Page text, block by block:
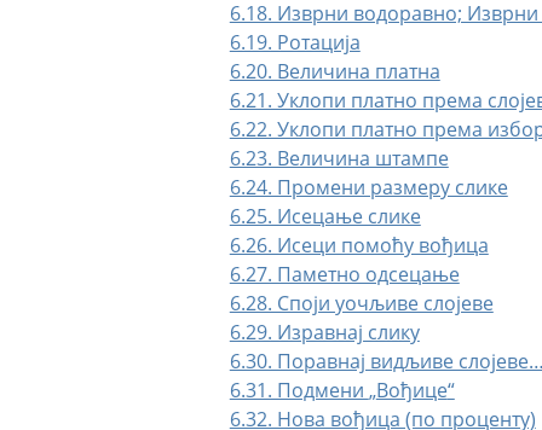
6.18. Изврни водоравно;
6.19. Ротација
6.20. Величина платна
6.21. Уклопи платно према
6.22. Уклопи платно према
6.23. Величина штампе
6.24. Промени размеру слике
6.25. Исецање слике
6.26. Исеци помоћу вођица
6.27. Паметно одсецање
6.28. Споји уочљиве слојеве
6.29. Изравнај слику
6.30. Поравнај видљиве
6.31. Подмени „Вођице“
6.32. Нова вођица (по проценту)